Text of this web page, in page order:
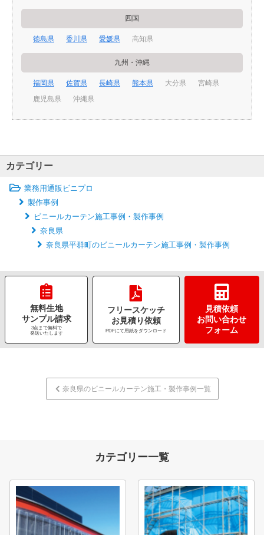
四国
徳島県 香川県 愛媛県 高知県
九州・沖縄
福岡県 佐賀県 長崎県 熊本県 大分県
宮崎県
鹿児島県
沖縄県
カテゴリー
業務用通販ビニプロ
製作事例
ビニールカーテン施工事例・製作事例
奈良県
奈良県平群町のビニールカーテン施工事例・製作事例
無料生地
サンプル請求
3点まで無料で
発送いたします
フリースケッチ
お見積り依頼
PDFにて用紙をダウンロード
見積依頼
お問い合わせ
フォーム
奈良県のビニールカーテン施工・製作事例一覧
カテゴリー一覧